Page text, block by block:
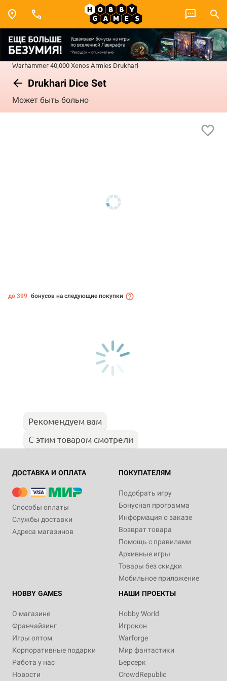
Warhammer 40,000Xenos Armies Drukhari
Drukhari Dice Set
Может быть больно
до 399 бонусов на следующие покупки
Рекомендуем вам
С этим товаром смотрели
ДОСТАВКА И ОПЛАТА
Способы оплаты
Службы доставки
Адреса магазинов
ПОКУПАТЕЛЯМ
Подобрать игру
Бонусная программа
Информация о заказе
Возврат товара
Помощь с правилами
Архивные игры
Товары без скидки
Мобильное приложение
HOBBY GAMES
О магазине
Франчайзинг
Игры оптом
Корпоративные подарки
Работа у нас
Новости
НАШИ ПРОЕКТЫ
Hobby World
Игрокон
Warforge
Мир фантастики
Берсерк
CrowdRepublic